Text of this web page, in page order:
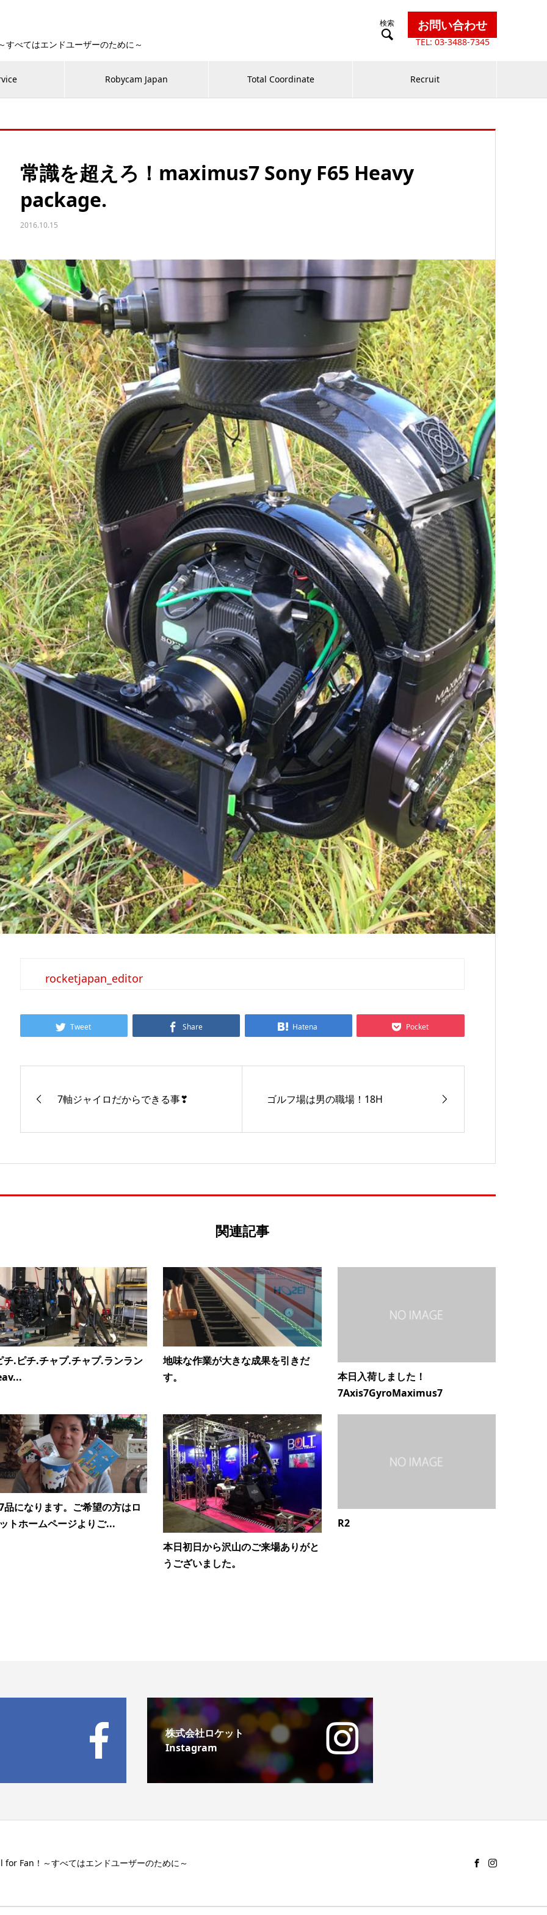
すべてはエンドユーザーのために～

お問い合わせ
TEL: 03-3488-7345
Robycam Japan Total Coordinate Recruit
常識を超えろ！maximus7 Sony F65 Heavy
package.
2016.10.15
rocketjapan_editor
Tweet Share Hatena Pocket
7軸ジャイロだからできる事❣ ゴルフ場は男の職場！18H
関連記事
チ.ピチ.チャプ.チャプ.ランラン
地味な作業が大きな成果を引きだ
す。
本日入荷しました！
7Axis7GyroMaximus7
品になります。ご希望の方はロ
トホームページよりご...
本日初日から沢山のご来場ありがと
うございました。
R2
株式会社ロケット
Instagram
for Fan！～すべてはエンドユーザーのために～